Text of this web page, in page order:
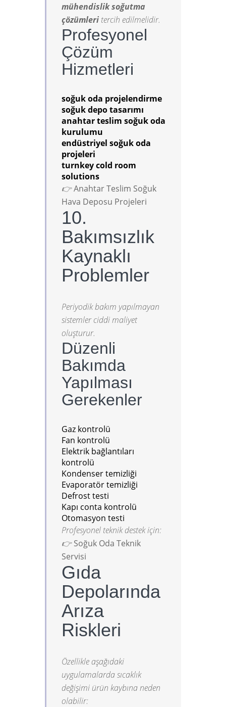
mühendislik soğutma
çözümleri tercih edilmelidir.
Profesyonel
Çözüm
Hizmetleri
soğuk oda projelendirme
soğuk depo tasarımı
anahtar teslim soğuk oda
kurulumu
endüstriyel soğuk oda
projeleri
turnkey cold room
solutions
👉Anahtar Teslim Soğuk
Hava Deposu Projeleri
10.
Bakımsızlık
Kaynaklı
Problemler
Periyodik bakım yapılmayan
sistemler ciddi maliyet
oluşturur.
Düzenli
Bakımda
Yapılması
Gerekenler
Gaz kontrolü
Fan kontrolü
Elektrik bağlantıları
kontrolü
Kondenser temizliği
Evaporatör temizliği
Defrost testi
Kapı conta kontrolü
Otomasyon testi
Profesyonel teknik destek için:
👉Soğuk Oda Teknik
Servisi
Gıda
Depolarında
Arıza
Riskleri
Özellikle aşağıdaki
uygulamalarda sıcaklık
değişimi ürün kaybına neden
olabilir: